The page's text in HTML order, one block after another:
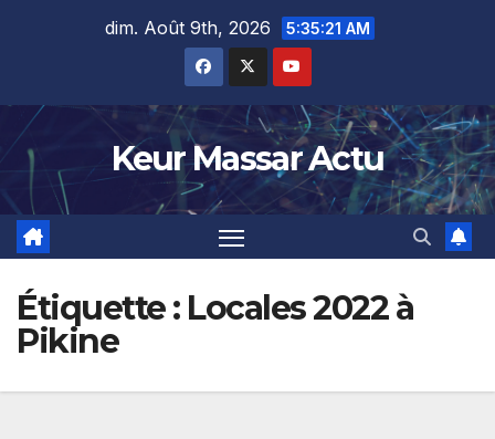
dim. Août 9th, 2026 5:35:22 AM
Keur Massar Actu
Étiquette : Locales 2022 à
Pikine